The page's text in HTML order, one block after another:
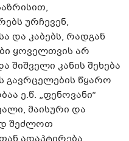
ურჩევენ,
და კაბებს, რადგან
ყოველთვის არ
შიშველი კანის შეხება
გავრცელების წყარო
ე.წ. „ფენოვანი“
მაისური და
შეძლოთ